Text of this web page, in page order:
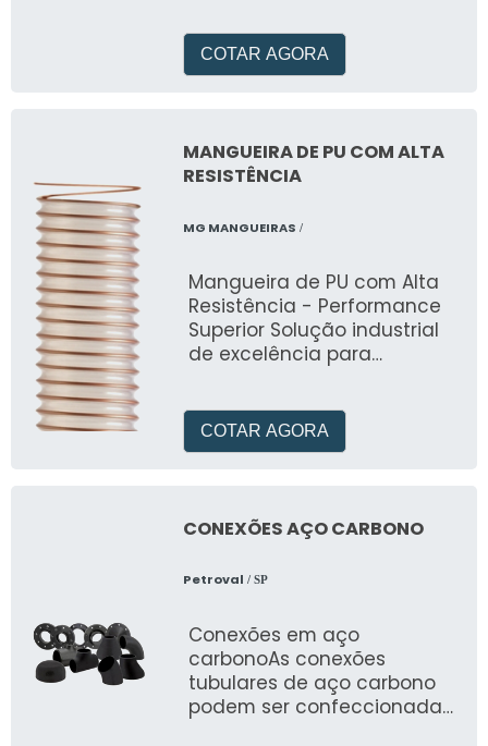
COTAR AGORA
MANGUEIRA DE PU COM ALTA
RESISTÊNCIA
MG MANGUEIRAS /
Mangueira de PU com Alta
Resistência - Performance
Superior Solução industrial
de excelência para
Mangueiras, combina alta
resistência à abrasão,
de trabalho de -40°C a
+95°C. Ideal para setores
como automação,
mecânico. Flexibilidade
superior e durabilidade
comprovada para os
desafios industriais mais
COTAR AGORA
CONEXÕES AÇO CARBONO
Petroval / SP
Conexões em aço
carbonoAs conexões
tubulares de aço carbono
podem ser confeccionadas